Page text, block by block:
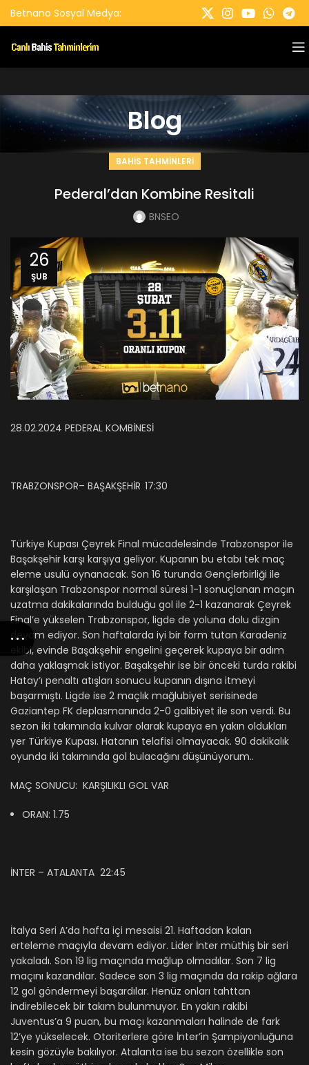
Betnano Sosyal Medya:
Blog
BAHIS TAHMINLERI
Pederal’dan Kombine Resitali
BNSEO
26
ŞUB
28.02.2024 PEDERAL KOMBİNESİ
TRABZONSPOR– BAŞAKŞEHİR 17:30
Türkiye Kupası Çeyrek Final mücadelesinde Trabzonspor ile
Başakşehir karşı karşıya geliyor. Kupanın bu etabı tek maç
eleme usulü oynanacak. Son 16 turunda Gençlerbirliği ile
karşılaşan Trabzonspor normal süresi 1-1 sonuçlanan maçın
uzatma dakikalarında bulduğu gol ile 2-1 kazanarak Çeyrek
Final’e yükselen Trabzonspor, ligde de yoluna dolu dizgin
devam ediyor. Son haftalarda iyi bir form tutan Karadeniz
ekibi, evinde Başakşehir engelini geçerek kupaya bir adım
daha yaklaşmak istiyor. Başakşehir ise bir önceki turda rakibi
Hatay’ı penaltı atışları sonucu kupanın dışına itmeyi
başarmıştı. Ligde ise 2 maçlık mağlubiyet serisinede
Gaziantep FK deplasmanında 2-0 galibiyet ile son verdi. Bu
sezon iki takımında kulvar olarak kupaya en yakın oldukları
yer Türkiye Kupası. Hatanın telafisi olmayacak. 90 dakikalık
oyunda iki takımında gol bulacağını düşünüyorum..
MAÇ SONUCU: KARŞILIKLI GOL VAR
ORAN: 1.75
İNTER – ATALANTA 22:45
İtalya Seri A’da hafta içi mesaisi 21. Haftadan kalan
erteleme maçıyla devam ediyor. Lider İnter müthiş bir seri
yakaladı. Son 19 lig maçında mağlup olmadılar. Son 7 lig
maçını kazandılar. Sadece son 3 lig maçında da rakip ağlara
12 gol göndermeyi başardılar. Henüz onları tahttan
indirebilecek bir takım bulunmuyor. En yakın rakibi
Juventus’a 9 puan, bu maçı kazanmaları halinde de fark
12’ye yükselecek. Otoriterlere göre İnter’in Şampiyonluğuna
kesin gözüyle bakılıyor. Atalanta ise bu sezon özellikle son